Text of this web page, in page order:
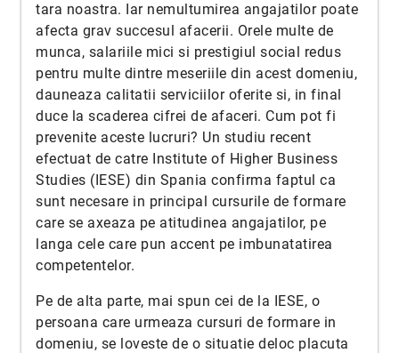
tara noastra. Iar nemultumirea angajatilor poate
afecta grav succesul afacerii. Orele multe de
munca, salariile mici si prestigiul social redus
pentru multe dintre meseriile din acest domeniu,
dauneaza calitatii serviciilor oferite si, in final
duce la scaderea cifrei de afaceri. Cum pot fi
prevenite aceste lucruri? Un studiu recent
efectuat de catre Institute of Higher Business
Studies (IESE) din Spania confirma faptul ca
sunt necesare in principal cursurile de formare
care se axeaza pe atitudinea angajatilor, pe
langa cele care pun accent pe imbunatatirea
competentelor.
Pe de alta parte, mai spun cei de la IESE, o
persoana care urmeaza cursuri de formare in
domeniu, se loveste de o situatie deloc placuta